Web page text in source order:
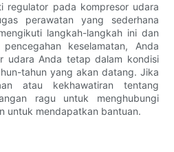
regulator pada kompresor udara
perawatan yang sederhana
langkah-langkah ini dan
keselamatan, Anda
udara Anda tetap dalam kondisi
tahun yang akan datang. Jika
atau kekhawatiran tentang
ragu untuk menghubungi
untuk mendapatkan bantuan.